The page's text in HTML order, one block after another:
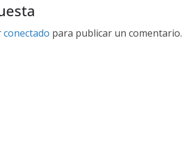
conectado para publicar un comentario.